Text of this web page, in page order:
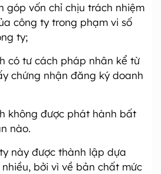
góp vốn chỉ chịu trách nhiệm
công ty trong phạm vi số
ty;
có tư cách pháp nhân kể từ
chứng nhận đăng ký doanh
không được phát hành bất
nào.
này được thành lập dựa
bởi vì về bản chất mức